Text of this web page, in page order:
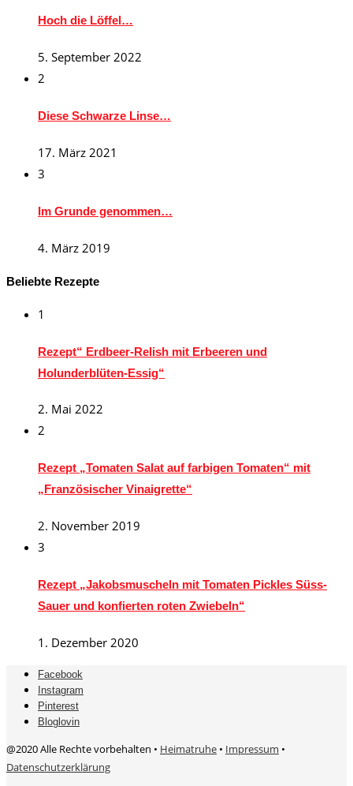
Hoch die Löffel…
5. September 2022
2
Diese Schwarze Linse…
17. März 2021
3
Im Grunde genommen…
4. März 2019
Beliebte Rezepte
1
Rezept“ Erdbeer-Relish mit Erbeeren und
Holunderblüten-Essig“
2. Mai 2022
2
Rezept „Tomaten Salat auf farbigen Tomaten“ mit
„Französischer Vinaigrette“
2. November 2019
3
Rezept „Jakobsmuscheln mit Tomaten Pickles Süss-
Sauer und konfierten roten Zwiebeln“
1. Dezember 2020
Facebook
Instagram
Pinterest
Bloglovin
@2020 Alle Rechte vorbehalten • Heimatruhe • Impressum •
Datenschutzerklärung